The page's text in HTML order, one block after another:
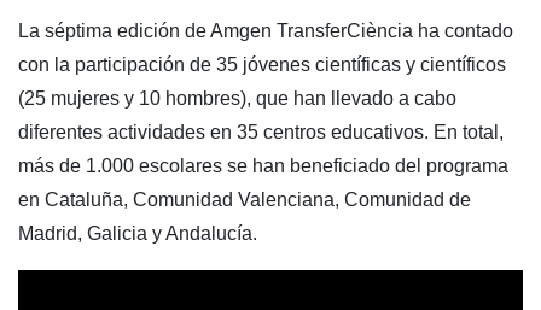
La séptima edición de Amgen TransferCiència ha contado
con la participación de 35 jóvenes científicas y científicos
(25 mujeres y 10 hombres), que han llevado a cabo
diferentes actividades en 35 centros educativos. En total,
más de 1.000 escolares se han beneficiado del programa
en Cataluña, Comunidad Valenciana, Comunidad de
Madrid, Galicia y Andalucía.